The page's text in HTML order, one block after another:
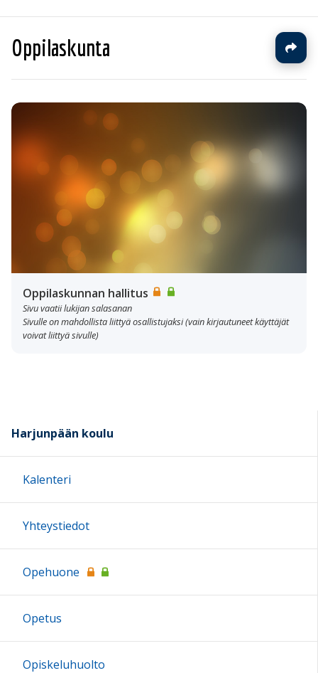
Oppilaskunta
Oppilaskunnan hallitus
Sivu vaatii lukijan salasanan
Sivulle on mahdollista liittyä osallistujaksi (vain kirjautuneet käyttäjät
voivat liittyä sivulle)
Harjunpään koulu
Kalenteri
Yhteystiedot
Opehuone
Opetus
Opiskeluhuolto